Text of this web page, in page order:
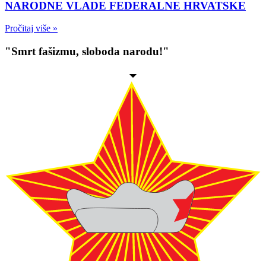
NARODNE VLADE FEDERALNE HRVATSKE
Pročitaj više »
"Smrt fašizmu, sloboda narodu!"